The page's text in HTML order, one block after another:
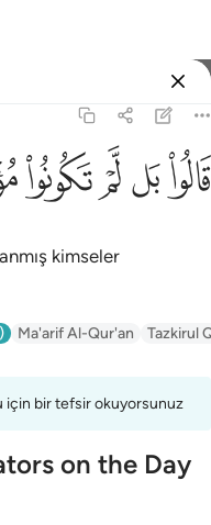
ﱘﱙﱚﱛ
kimseler
Ma'arif Al-Qur'an Tazkirul
için bir tefsir okuyorsunuz
on the Day